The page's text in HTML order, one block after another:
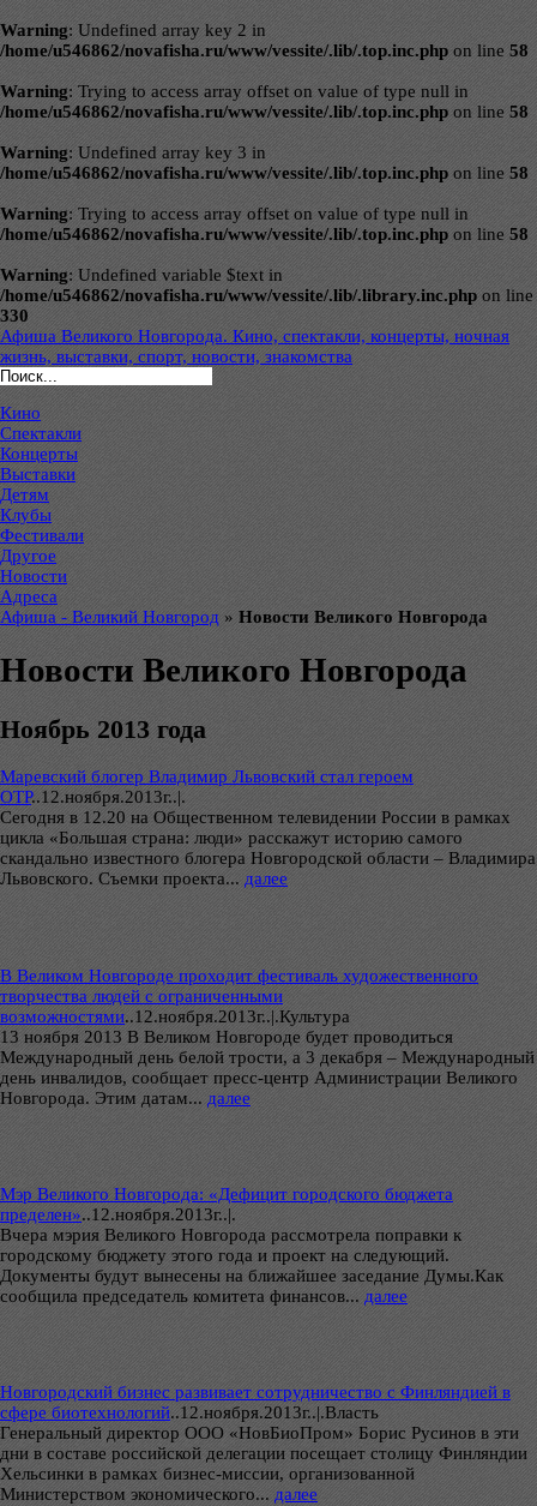
Warning: Undefined array key 2 in
/home/u546862/novafisha.ru/www/vessite/.lib/.top.inc.php on line 58
Warning: Trying to access array offset on value of type null in
/home/u546862/novafisha.ru/www/vessite/.lib/.top.inc.php on line 58
Warning: Undefined array key 3 in
/home/u546862/novafisha.ru/www/vessite/.lib/.top.inc.php on line 58
Warning: Trying to access array offset on value of type null in
/home/u546862/novafisha.ru/www/vessite/.lib/.top.inc.php on line 58
Warning: Undefined variable $text in
/home/u546862/novafisha.ru/www/vessite/.lib/.library.inc.php on line
330
Афиша Великого Новгорода. Кино, спектакли, концерты, ночная
жизнь, выставки, спорт, новости, знакомства
Кино
Спектакли
Концерты
Выставки
Детям
Клубы
Фестивали
Другое
Новости
Адреса
Афиша - Великий Новгород » Новости Великого Новгорода
Новости Великого Новгорода
Ноябрь 2013 года
Маревский блогер Владимир Львовский стал героем
ОТР..12.ноября.2013г..|.
Сегодня в 12.20 на Общественном телевидении России в рамках
цикла «Большая страна: люди» расскажут историю самого
скандально известного блогера Новгородской области – Владимира
Львовского. Съемки проекта... далее
В Великом Новгороде проходит фестиваль художественного
творчества людей с ограниченными
возможностями..12.ноября.2013г..|.Культура
13 ноября 2013 В Великом Новгороде будет проводиться
Международный день белой трости, а 3 декабря – Международный
день инвалидов, сообщает пресс-центр Администрации Великого
Новгорода. Этим датам... далее
Мэр Великого Новгорода: «Дефицит городского бюджета
пределен»..12.ноября.2013г..|.
Вчера мэрия Великого Новгорода рассмотрела поправки к
городскому бюджету этого года и проект на следующий.
Документы будут вынесены на ближайшее заседание Думы.Как
сообщила председатель комитета финансов... далее
Новгородский бизнес развивает сотрудничество с Финляндией в
сфере биотехнологий..12.ноября.2013г..|.Власть
Генеральный директор ООО «НовБиоПром» Борис Русинов в эти
дни в составе российской делегации посещает столицу Финляндии
Хельсинки в рамках бизнес-миссии, организованной
Министерством экономического... далее